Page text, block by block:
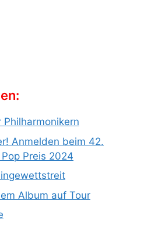
Anmelden beim 42.
Preis 2024
Album auf Tour